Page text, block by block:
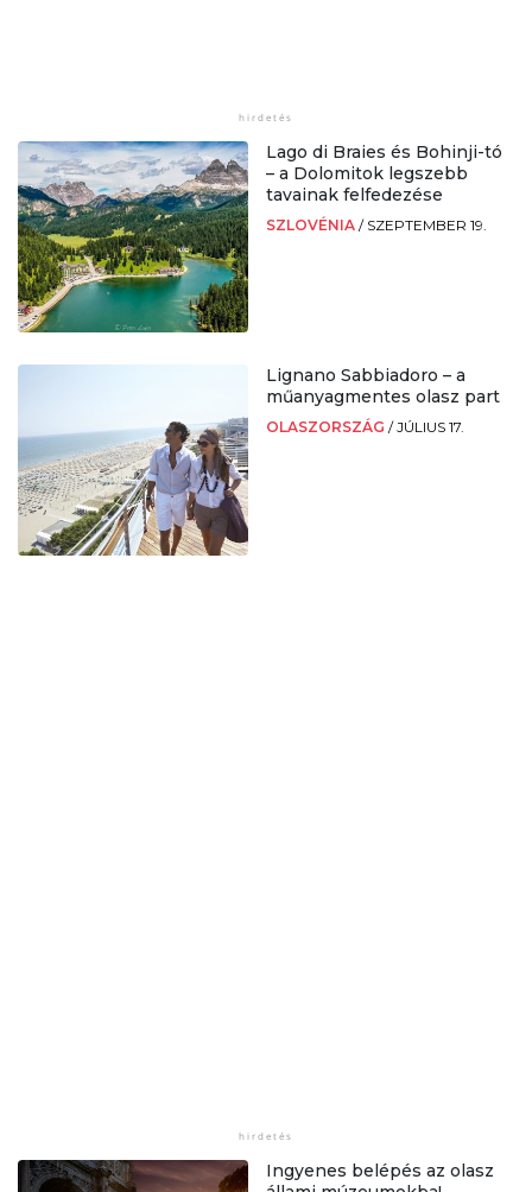
Lago di Braies és Bohinji-tó
– a Dolomitok legszebb
tavainak felfedezése
SZLOVÉNIA / SZEPTEMBER 19.
Lignano Sabbiadoro – a
műanyagmentes olasz part
OLASZORSZÁG /JÚLIUS 17.
Ingyenes belépés az olasz